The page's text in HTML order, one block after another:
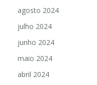
agosto 2024
julho 2024
junho 2024
maio 2024
abril 2024